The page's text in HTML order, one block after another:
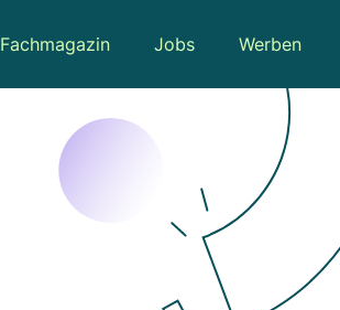
Fachmagazin Jobs Werben